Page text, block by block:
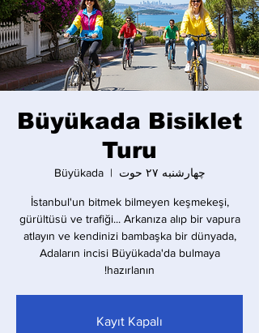
Büyükada Bisiklet
Turu
چهارشنبه ۲۷ حوت
  |
Büyükada
İstanbul'un bitmek bilmeyen keşmekeşi,
gürültüsü ve trafiği... Arkanıza alıp bir vapura
atlayın ve kendinizi bambaşka bir dünyada,
Adaların incisi Büyükada'da bulmaya
hazırlanın!
Kayıt Kapalı